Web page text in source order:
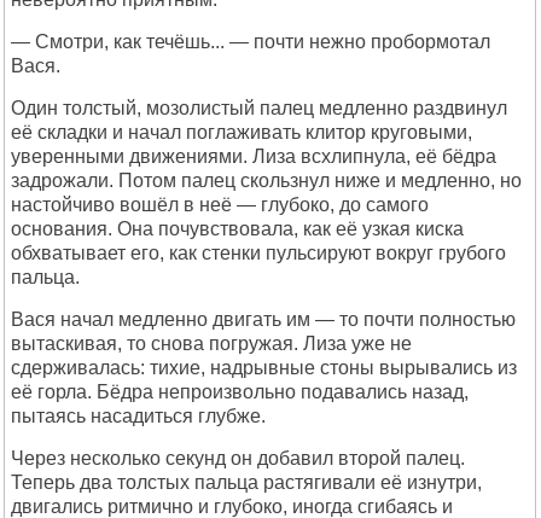
— Смотри, как течёшь... — почти нежно пробормотал
Вася.
Один толстый, мозолистый палец медленно раздвинул
её складки и начал поглаживать клитор круговыми,
уверенными движениями. Лиза всхлипнула, её бёдра
задрожали. Потом палец скользнул ниже и медленно, но
настойчиво вошёл в неё — глубоко, до самого
основания. Она почувствовала, как её узкая киска
обхватывает его, как стенки пульсируют вокруг грубого
пальца.
Вася начал медленно двигать им — то почти полностью
вытаскивая, то снова погружая. Лиза уже не
сдерживалась: тихие, надрывные стоны вырывались из
её горла. Бёдра непроизвольно подавались назад,
пытаясь насадиться глубже.
Через несколько секунд он добавил второй палец.
Теперь два толстых пальца растягивали её изнутри,
двигались ритмично и глубоко, иногда сгибаясь и